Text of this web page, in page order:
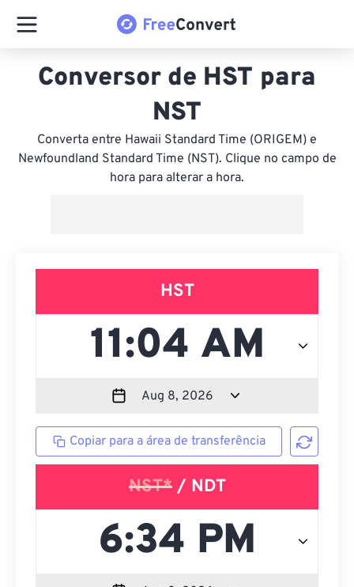
Conversor de HST para
NST
Converta entre Hawaii Standard Time (ORIGEM) e
Newfoundland Standard Time (NST). Clique no campo de
hora para alterar a hora.
HST
Copiar para a área de transferência
NST*/ NDT